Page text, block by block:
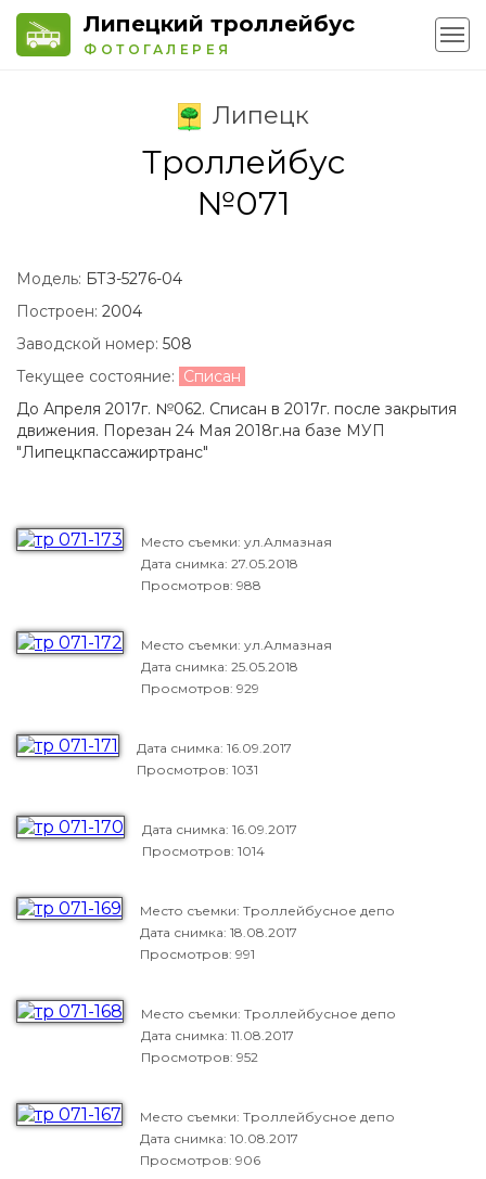
Липецкий троллейбус
ФОТОГАЛЕРЕЯ
Липецк
Троллейбус
№071
Модель: БТЗ-5276-04
Построен: 2004
Заводской номер: 508
Текущее состояние: Списан
До Апреля 2017г. №062. Списан в 2017г. после закрытия
движения. Порезан 24 Мая 2018г.на базе МУП
"Липецкпассажиртранс"
Место съемки: ул.Алмазная
Дата снимка: 27.05.2018
Просмотров: 988
Место съемки: ул.Алмазная
Дата снимка: 25.05.2018
Просмотров: 929
Дата снимка: 16.09.2017
Просмотров: 1031
Дата снимка: 16.09.2017
Просмотров: 1014
Место съемки: Троллейбусное депо
Дата снимка: 18.08.2017
Просмотров: 991
Место съемки: Троллейбусное депо
Дата снимка: 11.08.2017
Просмотров: 952
Место съемки: Троллейбусное депо
Дата снимка: 10.08.2017
Просмотров: 906